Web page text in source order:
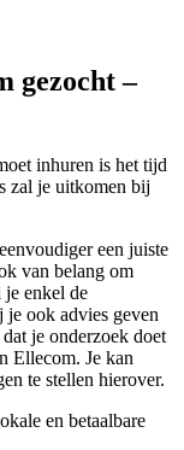
gezocht –
inhuren is het tijd
zal je uitkomen bij
een juiste
van belang om
enkel de
je ook advies geven
je onderzoek doet
Ellecom. Je kan
te stellen hierover.
en betaalbare